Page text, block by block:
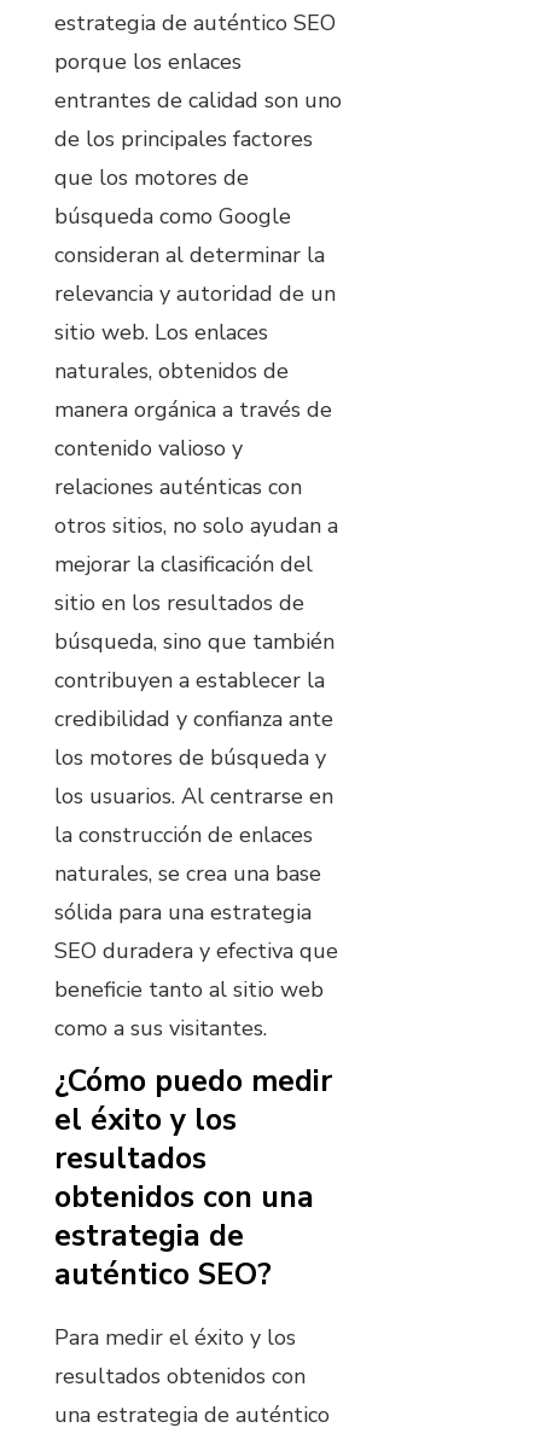
estrategia de auténtico SEO
porque los enlaces
entrantes de calidad son uno
de los principales factores
que los motores de
búsqueda como Google
consideran al determinar la
relevancia y autoridad de un
sitio web. Los enlaces
naturales, obtenidos de
manera orgánica a través de
contenido valioso y
relaciones auténticas con
otros sitios, no solo ayudan a
mejorar la clasificación del
sitio en los resultados de
búsqueda, sino que también
contribuyen a establecer la
credibilidad y confianza ante
los motores de búsqueda y
los usuarios. Al centrarse en
la construcción de enlaces
naturales, se crea una base
sólida para una estrategia
SEO duradera y efectiva que
beneficie tanto al sitio web
como a sus visitantes.
¿Cómo puedo medir
el éxito y los
resultados
obtenidos con una
estrategia de
auténtico SEO?
Para medir el éxito y los
resultados obtenidos con
una estrategia de auténtico